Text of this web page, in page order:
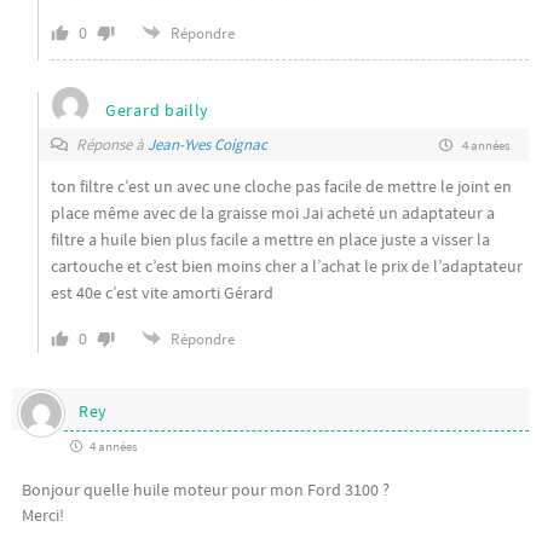
0 Répondre
Gerard bailly
Réponse à Jean-Yves Coignac 4 années
ton filtre c’est un avec une cloche pas facile de mettre le joint en
place même avec de la graisse moi Jai acheté un adaptateur a
filtre a huile bien plus facile a mettre en place juste a visser la
cartouche et c’est bien moins cher a l’achat le prix de l’adaptateur
est 40e c’est vite amorti Gérard
0 Répondre
Rey
4 années
Bonjour quelle huile moteur pour mon Ford 3100 ?
Merci!